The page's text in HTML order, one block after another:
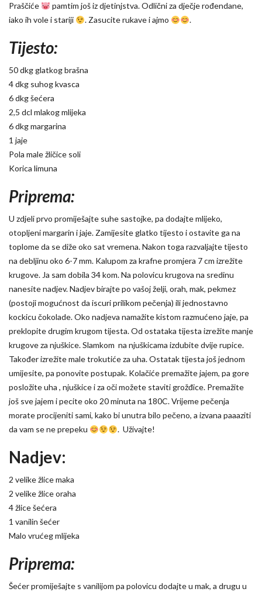
Praščiće
pamtim još iz djetinjstva. Odlični za dječje rođendane,
iako ih vole i stariji
. Zasucite rukave i ajmo .
Tijesto:
50 dkg glatkog brašna
4 dkg suhog kvasca
6 dkg šećera
2,5 dcl mlakog mlijeka
6 dkg margarina
1 jaje
Pola male žličice soli
Korica limuna
Priprema:
U zdjeli prvo promiješajte suhe sastojke, pa dodajte mlijeko,
otopljeni margarin i jaje. Zamijesite glatko tijesto i ostavite ga na
toplome da se diže oko sat vremena. Nakon toga razvaljajte tijesto
na debljinu oko 6-7 mm. Kalupom za krafne promjera 7 cm izrežite
krugove. Ja sam dobila 34 kom. Na polovicu krugova na sredinu
nanesite nadjev. Nadjev birajte po vašoj želji, orah, mak, pekmez
(postoji mogućnost da iscuri prilikom pečenja) ili jednostavno
kockicu čokolade. Oko nadjeva namažite kistom razmućeno jaje, pa
preklopite drugim krugom tijesta. Od ostataka tijesta izrežite manje
krugove za njuškice. Slamkom na njuškicama izdubite dvije rupice.
Također izrežite male trokutiće za uha. Ostatak tijesta još jednom
umijesite, pa ponovite postupak. Kolačiće premažite jajem, pa gore
posložite uha , njuškice i za oči možete staviti grožđice. Premažite
još sve jajem i pecite oko 20 minuta na 180C. Vrijeme pečenja
morate procijeniti sami, kako bi unutra bilo pečeno, a izvana paaaziti
da vam se ne prepeku
. Uživajte!
Nadjev:
2 velike žlice maka
2 velike žlice oraha
4 žlice šećera
1 vanilin šećer
Malo vrućeg mlijeka
Priprema:
Šećer promiješajte s vanilijom pa polovicu dodajte u mak, a drugu u